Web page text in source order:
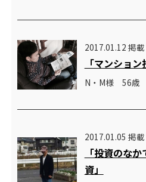
2017.01.12 掲載
「マンショ
N・M様 56歳
2017.01.05 掲載
「投資のな
資」